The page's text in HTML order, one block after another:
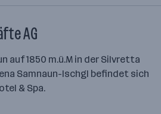
AG
auf 1850 m.ü.M in der Silvretta
Samnaun-Ischgl befindet sich
& Spa.